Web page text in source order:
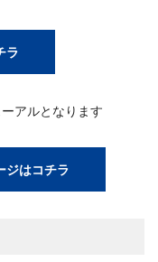
ラ
アルとなります
ジはコチラ